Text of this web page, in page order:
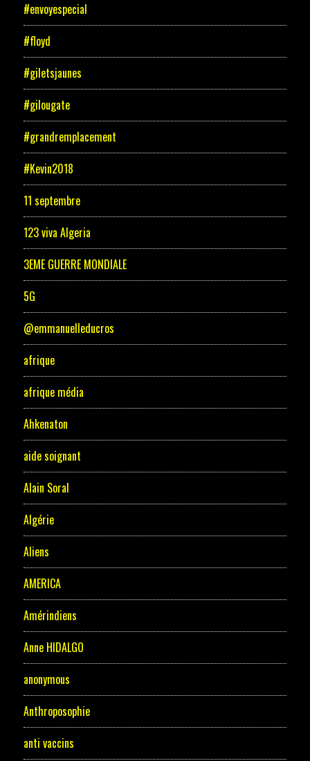
#envoyespecial
#floyd
#giletsjaunes
#gilougate
#grandremplacement
#Kevin2018
11 septembre
123 viva Algeria
3EME GUERRE MONDIALE
5G
@emmanuelleducros
afrique
afrique média
Ahkenaton
aide soignant
Alain Soral
Algérie
Aliens
AMERICA
Amérindiens
Anne HIDALGO
anonymous
Anthroposophie
anti vaccins